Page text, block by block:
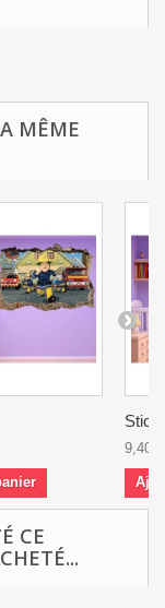
MÊME
9,40 €
CE